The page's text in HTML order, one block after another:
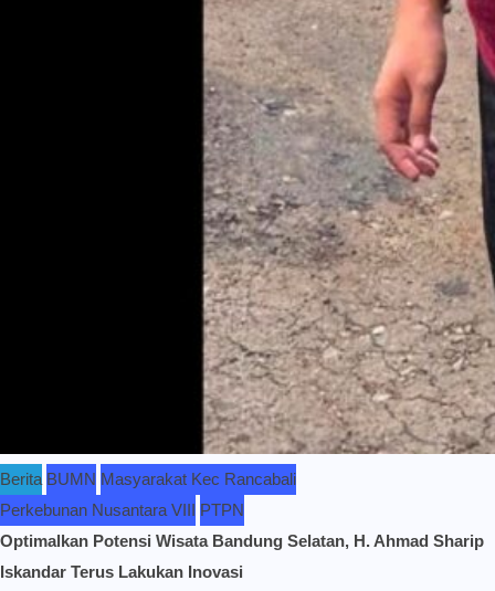
Berita BUMN Masyarakat Kec Rancabali
Perkebunan Nusantara VIII PTPN
Optimalkan Potensi Wisata Bandung Selatan, H. Ahmad Sharip
Iskandar Terus Lakukan Inovasi